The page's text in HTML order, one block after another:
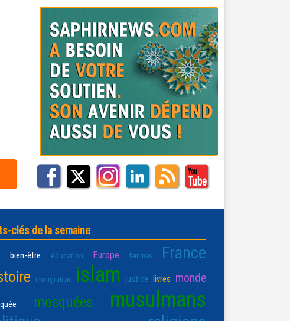
clés de la semaine
bien-être éducation Europe femmes France
immigration islam justice livres monde
mosquées musulmans